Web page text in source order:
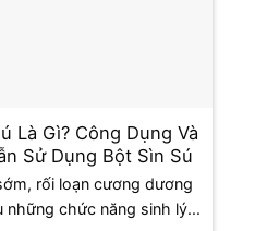
Là Gì? Công Dụng Và
Sử Dụng Bột Sìn Sú
rối loạn cương dương
những chức năng sinh lý...